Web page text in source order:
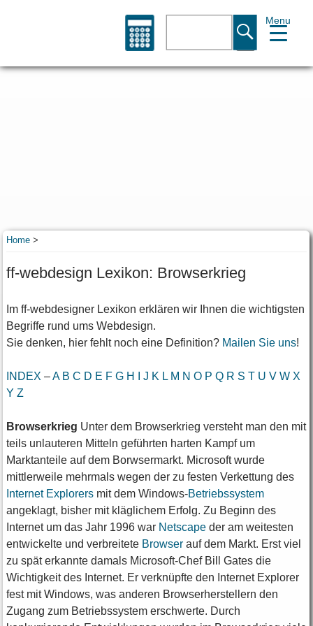
Home>
ff-webdesign Lexikon: Browserkrieg
Im ff-webdesigner Lexikon erklären wir Ihnen die wichtigsten
Begriffe rund ums Webdesign.
Sie denken, hier fehlt noch eine Definition? Mailen Sie uns!
INDEX –A B C D E F G H J K L M N O P Q R S T U V W X
Y Z
Browserkrieg Unter dem Browserkrieg versteht man den mit
teils unlauteren Mitteln geführten harten Kampf um
Marktanteile auf dem Borwsermarkt. Microsoft wurde
mittlerweile mehrmals wegen der zu festen Verkettung des
Internet Explorersmit dem Windows-Betriebssystem
angeklagt, bisher mit kläglichem Erfolg. Zu Beginn des
Internet um das Jahr 1996 war Netscapeder am weitesten
entwickelte und verbreitete Browserauf dem Markt. Erst viel
zu spät erkannte damals Microsoft-Chef Bill Gates die
Wichtigkeit des Internet. Er verknüpfte den Internet Explorer
fest mit Windows, was anderen Browserherstellern den
Zugang zum Betriebssystem erschwerte. Durch
Menu